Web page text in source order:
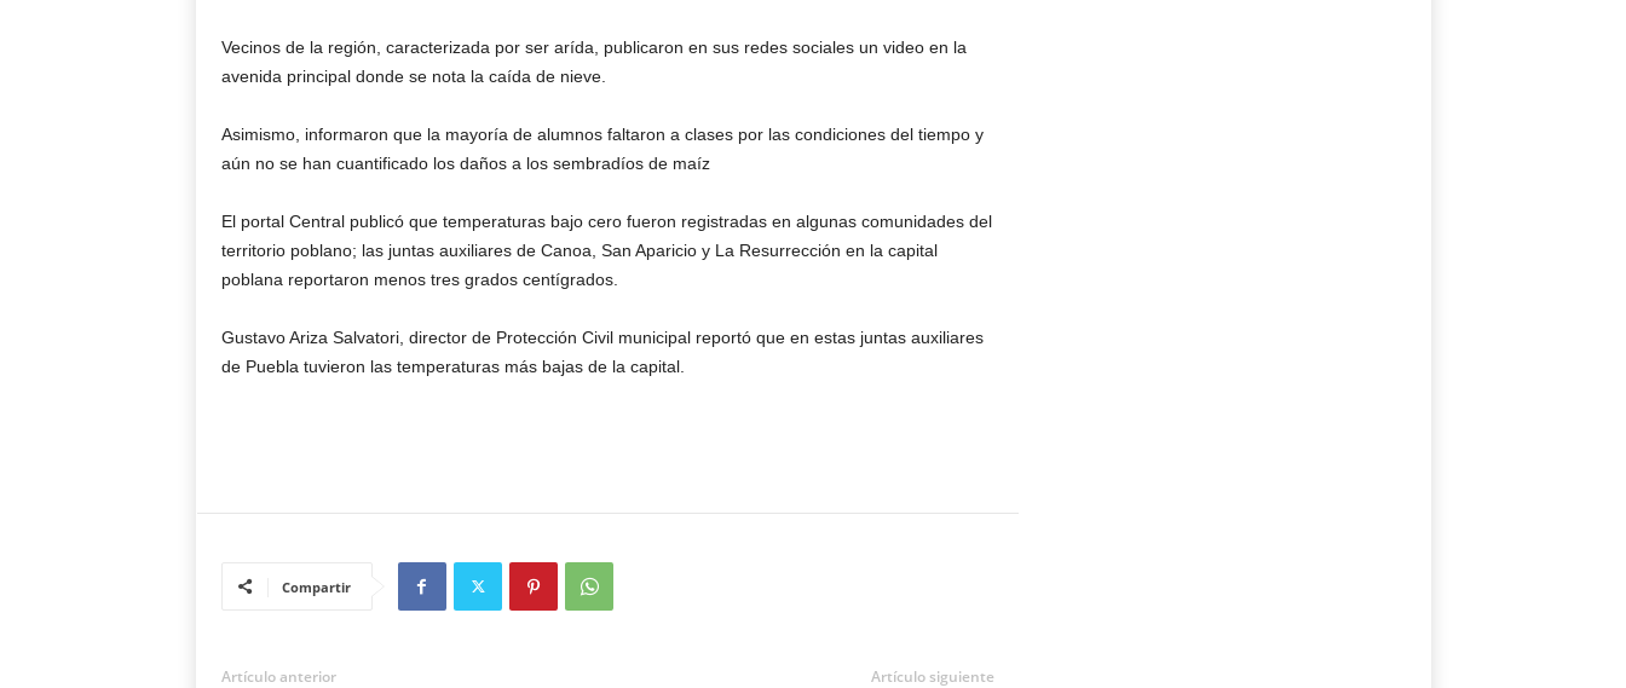
Vecinos de la región, caracterizada por ser arída, publicaron en sus redes sociales un video en la
avenida principal donde se nota la caída de nieve.
Asimismo, informaron que la mayoría de alumnos faltaron a clases por las condiciones del tiempo y
aún no se han cuantificado los daños a los sembradíos de maíz
El portal Central publicó que temperaturas bajo cero fueron registradas en algunas comunidades del
territorio poblano; las juntas auxiliares de Canoa, San Aparicio y La Resurrección en la capital
poblana reportaron menos tres grados centígrados.
Gustavo Ariza Salvatori, director de Protección Civil municipal reportó que en estas juntas auxiliares
de Puebla tuvieron las temperaturas más bajas de la capital.
Compartir
Artículo anterior Artículo siguiente